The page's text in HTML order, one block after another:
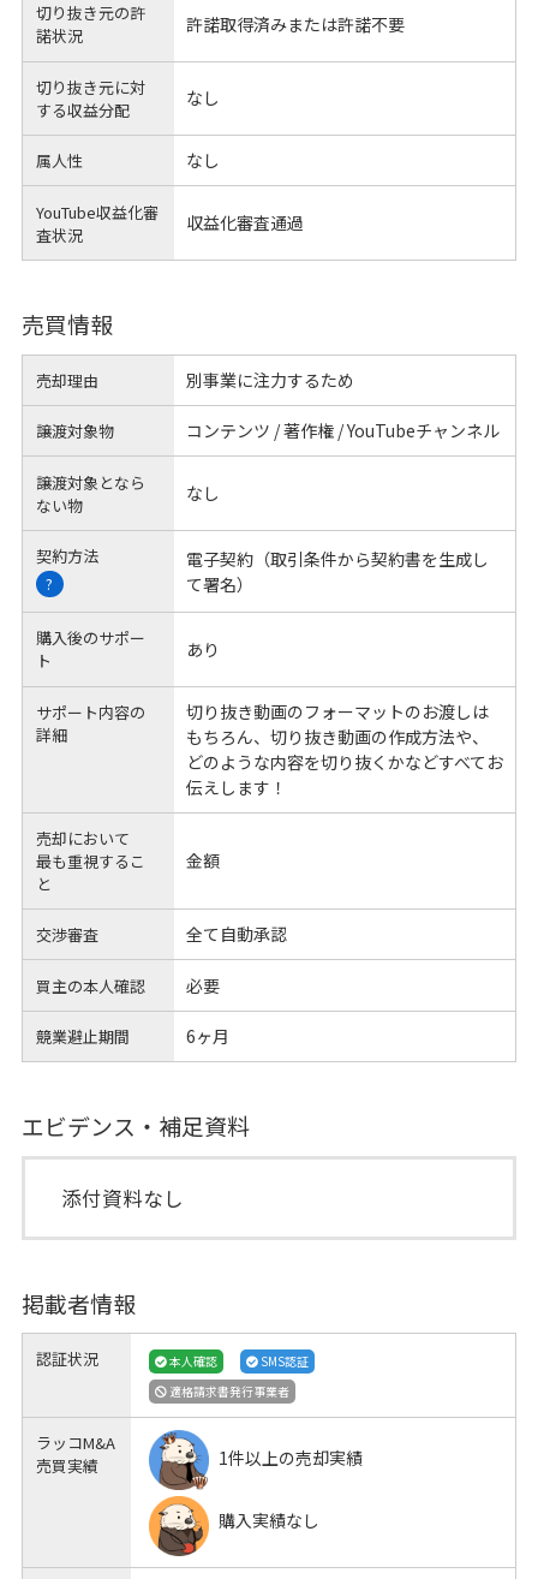
切り抜き元の許
諾状況
許諾取得済みまたは許諾不要
切り抜き元に対
する収益分配 なし
属人性 なし
YouTube収益化審
査状況
収益化審査通過
売買情報
売却理由 別事業に注力するため
譲渡対象物 コンテンツ / 著作権 / YouTubeチャンネル
譲渡対象となら
ない物
なし
契約方法
?
電子契約（取引条件から契約書を生成し
て署名）
購入後のサポー
ト
あり
サポート内容の
詳細
切り抜き動画のフォーマットのお渡しは
もちろん、切り抜き動画の作成方法や、
どのような内容を切り抜くかなどすべてお
伝えします！
売却において
最も重視するこ
と
金額
交渉審査 全て自動承認
買主の本人確認 必要
競業避止期間 6ヶ月
エビデンス・補足資料
添付資料なし
掲載者情報
認証状況 本人確認
SMS認証
適格請求書発行事業者
ラッコM&A
売買実績
1件以上の売却実績
購入実績なし